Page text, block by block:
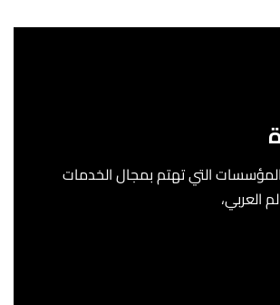
التي تهتم بمجال الخدمات
العربي،